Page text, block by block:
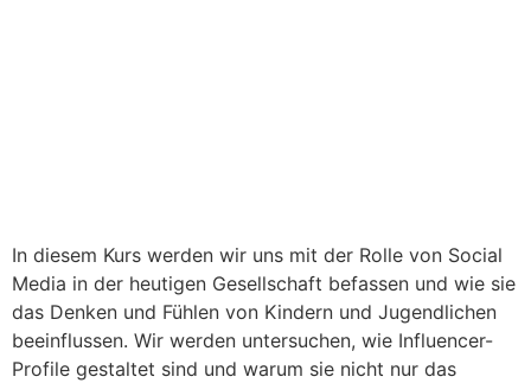
In diesem Kurs werden wir uns mit der Rolle von Social
Media in der heutigen Gesellschaft befassen und wie sie
das Denken und Fühlen von Kindern und Jugendlichen
beeinflussen. Wir werden untersuchen, wie Influencer-
Profile gestaltet sind und warum sie nicht nur das